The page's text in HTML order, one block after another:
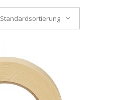
Standardsortierung